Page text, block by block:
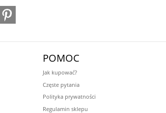
POMOC
Jak kupować?
Częste pytania
Polityka prywatności
Regulamin sklepu